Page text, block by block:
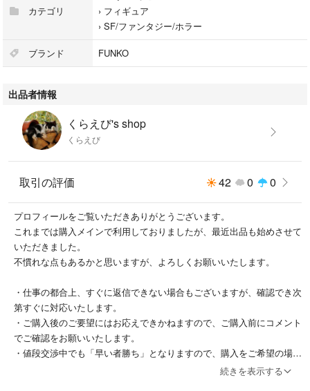
#キンダージョイ
#フィギュア
#ダスティン
カテゴリ
› フィギュア
› SF/ファンタジー/ホラー
ブランド FUNKO
出品者情報
くらえび's shop
くらえび
取引の評価 42 0 0
プロフィールをご覧いただきありがとうございます。
これまでは購入メインで利用しておりましたが、最近出品も始めさせて
いただきました。
不慣れな点もあるかと思いますが、よろしくお願いいたします。
・仕事の都合上、すぐに返信できない場合もございますが、確認でき次
第すぐに対応いたします。
・ご購入後のご要望にはお応えできかねますので、ご購入前にコメント
でご確認をお願いいたします。
・値段交渉中でも「早い者勝ち」となりますので、購入をご希望の場合
はお早めにお願いいたします。先着順となる点をご理解いただけますと
続きを表示する